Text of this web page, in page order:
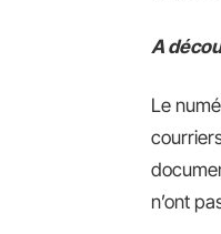
A
Le
n’ont